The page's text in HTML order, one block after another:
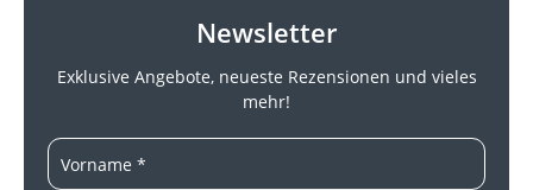
Newsletter
Exklusive Angebote, neueste Rezensionen und vieles
mehr!